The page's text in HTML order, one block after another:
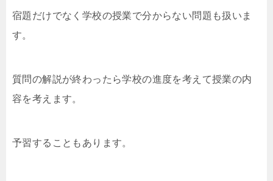
宿題だけでなく学校の授業で分からない問題も扱いま
す。
質問の解説が終わったら学校の進度を考えて授業の内
容を考えます。
予習することもあります。